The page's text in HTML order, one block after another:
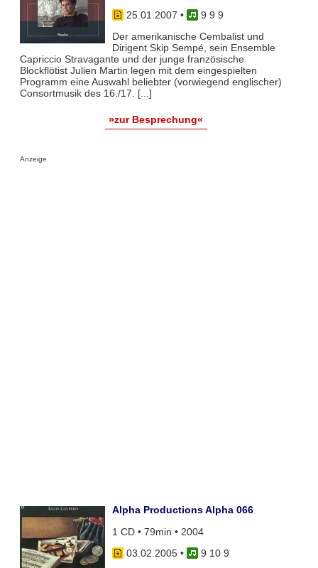
25.01.2007 •
9 9 9
Der amerikanische Cembalist und
Dirigent Skip Sempé, sein Ensemble
Capriccio Stravagante und der junge französische
Blockflötist Julien Martin legen mit dem eingespielten
Programm eine Auswahl beliebter (vorwiegend englischer)
Consortmusik des 16./17. [...]
»zur Besprechung«
Anzeige
Alpha Productions Alpha 066
1 CD • 79min • 2004
03.02.2005•
9 10 9